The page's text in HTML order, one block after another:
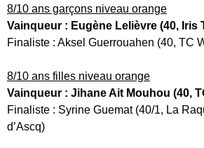
8/10 ans garçons niveau orange
Vainqueur : Eugène Lelièvre (40, Iris
Finaliste : Aksel Guerrouahen (40, TC
8/10 ans filles niveau orange
Vainqueur : Jihane Ait Mouhou (40,
Finaliste : Syrine Guemat (40/1, La
d’Ascq)